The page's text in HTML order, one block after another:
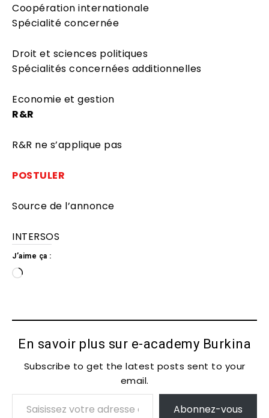
Coopération internationale
Spécialité concernée
Droit et sciences politiques
Spécialités concernées additionnelles
Economie et gestion
R&R
R&R ne s’applique pas
POSTULER
Source de l’annonce
INTERSOS
J’aime ça :
C
r
e
m
n
t
En savoir plus sur e-academy Burkina
Subscribe to get the latest posts sent to your
email.
Saisissez votre adresse e-mail…
Abonnez-vous